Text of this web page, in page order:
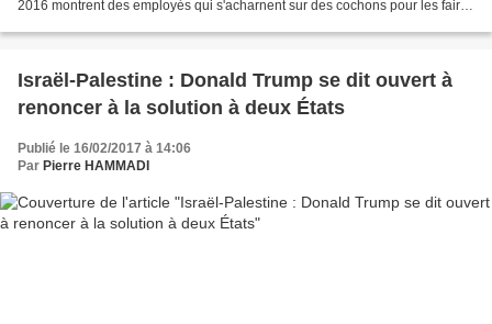
2016 montrent des employés qui s'acharnent sur des cochons pour les faire
Israël-Palestine : Donald Trump se dit ouvert à
renoncer à la solution à deux États
Publié le 16/02/2017 à 14:06
Par Pierre HAMMADI